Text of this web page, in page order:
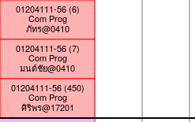
01204111-56 (6)
Com Prog
ภัทร@0410
01204111-56 (7)
Com Prog
มนต์ชัย@0410
01204111-56 (450)
Com Prog
ศิริพร@17201